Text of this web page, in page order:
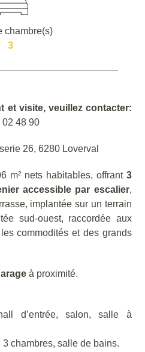
chambre(s)
3
et visite, veuillez contacter:
02 48 90
26, 6280 Loverval
m² nets habitables, offrant 3
accessible par escalier,
implantée sur un terrain
sud-ouest, raccordée aux
commodités et des grands
à proximité.
d’entrée, salon, salle à
chambres, salle de bains.